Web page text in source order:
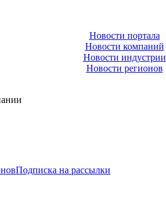
Новости портала
Новости компаний
Новости индустрии
Новости регионов
Подписка на рассылки